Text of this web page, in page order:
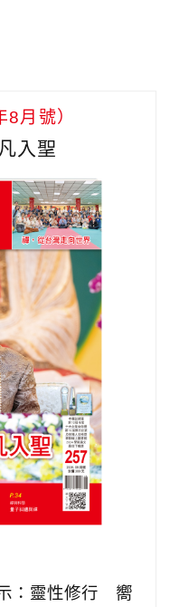
月號）
入聖
：靈性修行 嚮